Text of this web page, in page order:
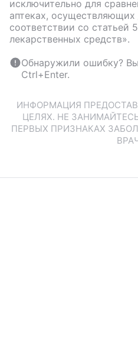
исключительно для
аптеках, осуществляющих
соответствии со
лекарственных средств».
Обнаружили ошибку?
Ctrl+Enter.
ИНФОРМАЦИЯ
ЦЕЛЯХ. НЕ
ПЕРВЫХ ПРИЗНАКАХ